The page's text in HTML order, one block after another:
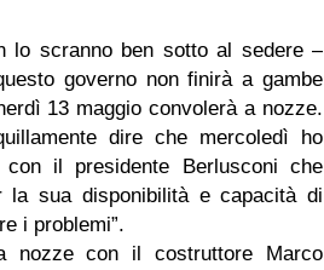
lo scranno ben sotto al sedere –
governo non finirà a gambe
13 maggio convolerà a nozze.
dire che mercoledì ho
il presidente Berlusconi che
la sua disponibilità e capacità di
i problemi”.
nozze con il costruttore Marco